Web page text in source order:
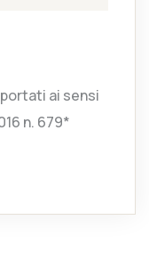
ai sensi
n. 679*